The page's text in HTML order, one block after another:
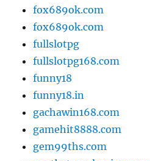
fox689ok.com
fox689ok.com
fullslotpg
fullslotpg168.com
funny18
funny18.in
gachawin168.com
gamehit8888.com
gem99ths.com